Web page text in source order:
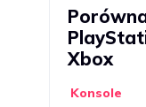
Xbox
Konsole